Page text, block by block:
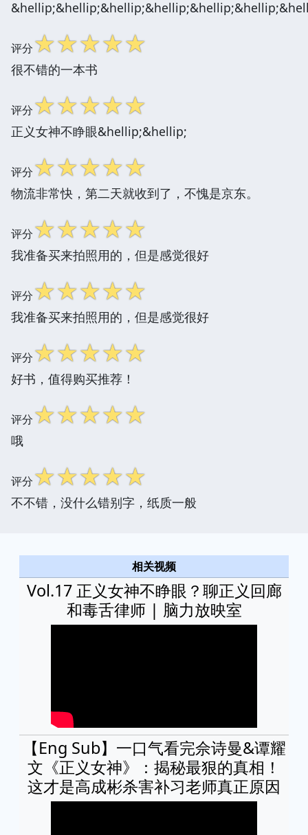
评分☆☆☆☆☆
很不错的一本书
评分☆☆☆☆☆
正义女神不睁眼&hellip;&hellip;
评分☆☆☆☆☆
物流非常快，第二天就收到了，不愧是京东。
评分☆☆☆☆☆
我准备买来拍照用的，但是感觉很好
评分☆☆☆☆☆
我准备买来拍照用的，但是感觉很好
评分☆☆☆☆☆
好书，值得购买推荐！
评分☆☆☆☆☆
哦
评分☆☆☆☆☆
不不错，没什么错别字，纸质一般
相关视频
Vol.17 正义女神不睁眼？聊正义回廊
和毒舌律师 | 脑力放映室
【Eng Sub】一口气看完佘诗曼&谭耀
文《正义女神》：揭秘最狠的真相！
这才是高成彬杀害补习老师真正原因